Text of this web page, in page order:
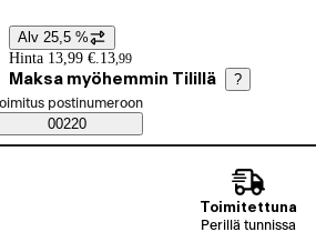
Hintatiedot
Alv 25,5 %
Hinta 13,99 €. 13,99
Maksa myöhemmin Tilillä ?
Saatavuustiedot
tilaustapa
postinumeroon
00220
Toimitettuna
Perillä tunnissa